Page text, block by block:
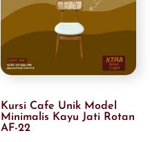
Kursi Cafe Unik Model
Minimalis Kayu Jati Rotan
AF-22